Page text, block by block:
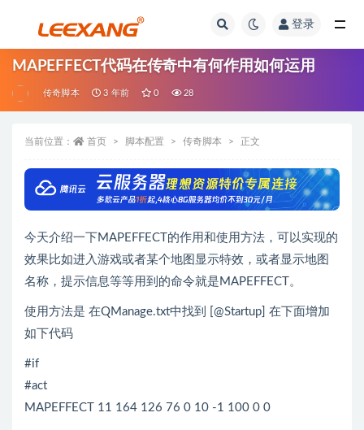
登录
MAPEFFECT代码在传奇中有何作用如何运用
传奇脚本 3 年前 0 28
当前位置： 首页 脚本配置 传奇脚本 正文
今天介绍一下MAPEFFECT的作用和使用方法，可以实现的
效果比如进入游戏或者某个地图显示特效，或者显示地图
名称，提示信息等等用到的命令就是MAPEFFECT。
使用方法是 在QManage.txt中找到 [@Startup] 在下面增加
如下代码
#if
#act
MAPEFFECT 11 164 126 76 0 10 -1 100 0 0